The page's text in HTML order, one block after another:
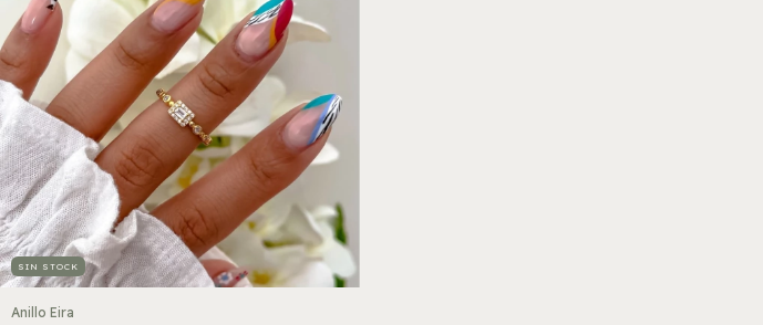
SIN STOCK
Anillo Eira